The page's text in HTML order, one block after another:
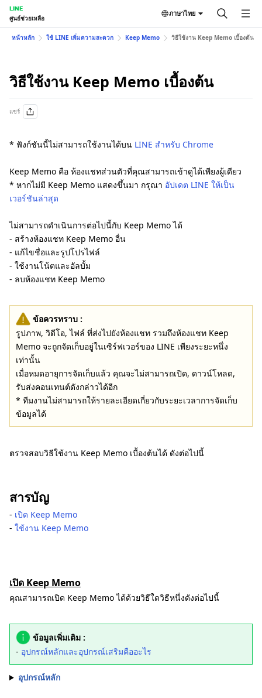
LINE
ศูนย์ช่วยเหลือ
ภาษาไทย
หน้าหลัก ใช้ LINE เพิ่มความสะดวก Keep Memo วิธีใช้งาน Keep Memo เบื้องต้น
วิธีใช้งาน Keep Memo เบื้องต้น
แชร์
* ฟังก์ชันนี้ไม่สามารถใช้งานได้บน LINE สำหรับ Chrome
Keep Memo คือ ห้องแชทส่วนตัวที่คุณสามารถเข้าดูได้เพียงผู้เดียว
* หากไม่มี Keep Memo แสดงขึ้นมา กรุณา อัปเดต LINE ให้เป็น
เวอร์ชันล่าสุด
ไม่สามารถดำเนินการต่อไปนี้กับ Keep Memo ได้
- สร้างห้องแชท Keep Memo อื่น
- แก้ไขชื่อและรูปโปรไฟล์
- ใช้งานโน้ตและอัลบั้ม
- ลบห้องแชท Keep Memo
ข้อควรทราบ :
รูปภาพ, วิดีโอ, ไฟล์ ที่ส่งไปยังห้องแชท รวมถึงห้องแชท Keep
Memo จะถูกจัดเก็บอยู่ในเซิร์ฟเวอร์ของ LINE เพียงระยะหนึ่ง
เท่านั้น
เมื่อหมดอายุการจัดเก็บแล้ว คุณจะไม่สามารถเปิด, ดาวน์โหลด,
รับส่งคอนเทนต์ดังกล่าวได้อีก
* ทีมงานไม่สามารถให้รายละเอียดเกี่ยวกับระยะเวลาการจัดเก็บ
ข้อมูลได้
ตรวจสอบวิธีใช้งาน Keep Memo เบื้องต้นได้ ดังต่อไปนี้
สารบัญ
- เปิด Keep Memo
- ใช้งาน Keep Memo
เปิด Keep Memo
คุณสามารถเปิด Keep Memo ได้ด้วยวิธีใดวิธีหนึ่งดังต่อไปนี้
ข้อมูลเพิ่มเติม :
- อุปกรณ์หลักและอุปกรณ์เสริมคืออะไร
อุปกรณ์หลัก